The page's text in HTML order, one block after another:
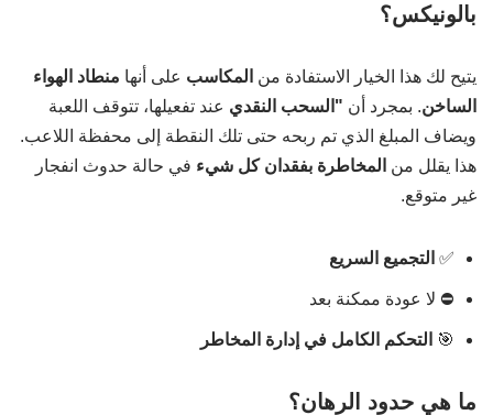
بالونيكس؟
يتيح لك هذا الخيار الاستفادة من المكاسب على أنها منطاد الهواء
الساخن. بمجرد أن "السحب النقدي عند تفعيلها، تتوقف اللعبة
ويضاف المبلغ الذي تم ربحه حتى تلك النقطة إلى محفظة اللاعب.
هذا يقلل من المخاطرة بفقدان كل شيء في حالة حدوث انفجار
غير متوقع.
✅ التجميع السريع
⛔ لا عودة ممكنة بعد
🎯 التحكم الكامل في إدارة المخاطر
ما هي حدود الرهان؟